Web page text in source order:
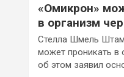
«Омикрон»
в организм
Стелла Шмель
может проникать в
об этом заявил